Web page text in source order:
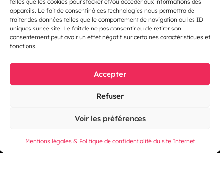
telles que les cookies pour stocker et/ou accéder aux informations des
appareils. Le fait de consentir à ces technologies nous permettra de
traiter des données telles que le comportement de navigation ou les ID
uniques sur ce site. Le fait de ne pas consentir ou de retirer son
consentement peut avoir un effet négatif sur certaines caractéristiques et
fonctions.
Accepter
Refuser
Voir les préférences
Mentions légales & Politique de confidentialité du site Internet
places
SALON DES ANTIQUAIRES
2026